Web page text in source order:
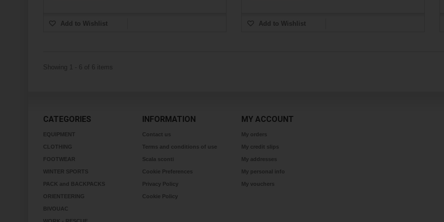
Add to Wishlist Add to Wishlist
Showing 1 - 6 of 6 items
CATEGORIES
EQUIPMENT
CLOTHING
FOOTWEAR
WINTER SPORTS
PACK and BACKPACKS
ORIENTEERING
BIVOUAC
INFORMATION
Contact us
Terms and conditions of use
Scala sconti
Cookie Preferences
Privacy Policy
Cookie Policy
MY ACCOUNT
My orders
My credit slips
My addresses
My personal info
My vouchers